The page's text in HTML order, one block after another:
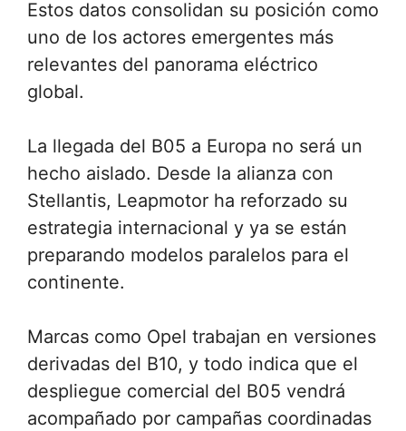
Estos datos consolidan su posición como
uno de los actores emergentes más
relevantes del panorama eléctrico
global.
La llegada del B05 a Europa no será un
hecho aislado. Desde la alianza con
Stellantis, Leapmotor ha reforzado su
estrategia internacional y ya se están
preparando modelos paralelos para el
continente.
Marcas como Opel trabajan en versiones
derivadas del B10, y todo indica que el
despliegue comercial del B05 vendrá
acompañado por campañas coordinadas